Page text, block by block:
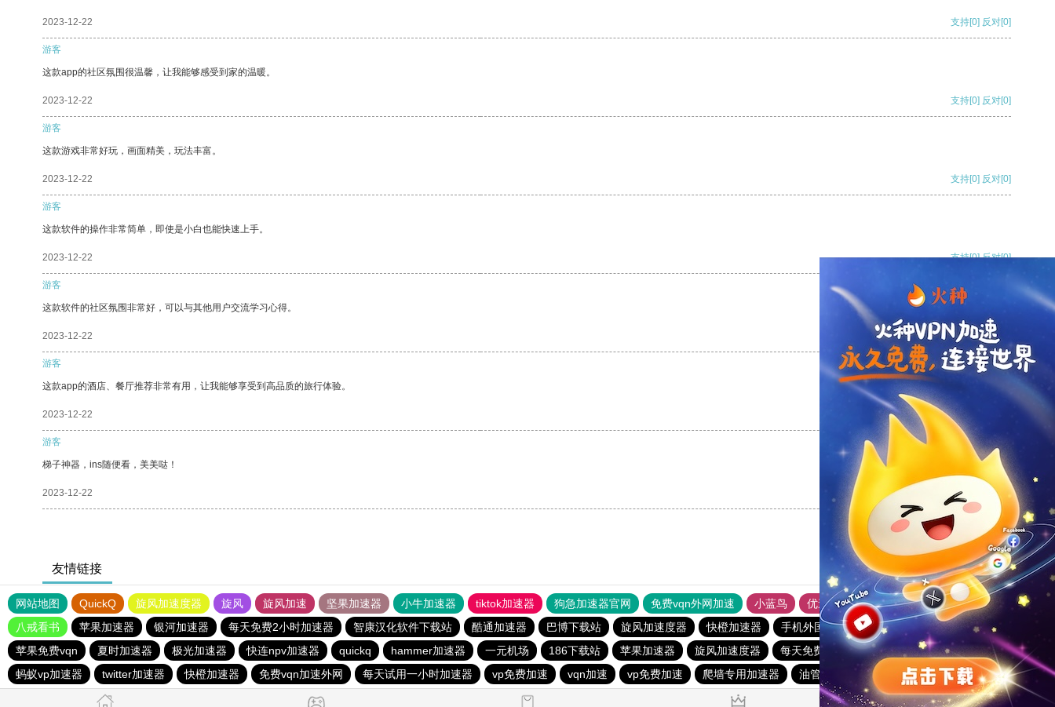
2023-12-22 支持[0] 反对[0]
游客
这款app的社区氛围很温馨，让我能够感受到家的温暖。
2023-12-22 支持[0] 反对[0]
游客
这款游戏非常好玩，画面精美，玩法丰富。
2023-12-22 支持[0] 反对[0]
游客
这款软件的操作非常简单，即使是小白也能快速上手。
2023-12-22 支持[0] 反对[0]
游客
这款软件的社区氛围非常好，可以与其他用户交流学习心得。
2023-12-22 支持[0] 反对
游客
这款app的酒店、餐厅推荐非常有用，让我能够享受到高品质的旅行体验。
2023-12-22 支持
游客
梯子神器，ins随便看，美美哒！
2023-12-22 支持 反对 [0]
友情链接
网站地图 QuickQ 旋风加速度器 旋风 旋风加速 坚果加速器 小牛加速器 tiktok加速器 狗急加速器官网 免费vqn外网加速 小蓝鸟 优途加速器官网 风驰加速器
旋风加速器
八戒看书
苹果加速器 银河加速器 每天免费2小时加速器 智康汉化软件下载站 酷通加速器 巴博下载站 旋风加速度器 快橙加速器 手机外国加速器官网
免费跨墙软件
苹果免费vqn
夏时加速器 极光加速器 快连npv加速器 quickq hammer加速器 一元机场 186下载站 苹果加速器 旋风加速度器 每天免费2小时加速器
旋风加速度器
蚂蚁vp加速器
twitter加速器 快橙加速器 免费vqn加速外网 每天试用一小时加速器 vp免费加速 vqn加速 vp免费加速 爬墙专用加速器 油管加速器 快连vn破解版 蚂蚁vp加速器